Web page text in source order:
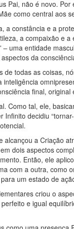
Pai, não é novo.
como central aos
a constância e a
a compaixão e
uma entidade
da
todas as coisas,
final, original
Como tal, ele,
decidiu
a Criação
dois aspectos
Então, ele
com a outra, como
um estado de
criou o
e igual